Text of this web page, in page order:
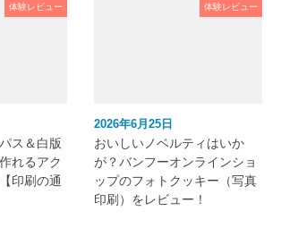
体験レビュー
ス＆白版
れるアク
印刷の通
体験レビュー
2026年6月25日
おいしいノベルティはいか
が？バンフーオンラインショ
ップのフォトクッキー（写真
印刷）をレビュー！